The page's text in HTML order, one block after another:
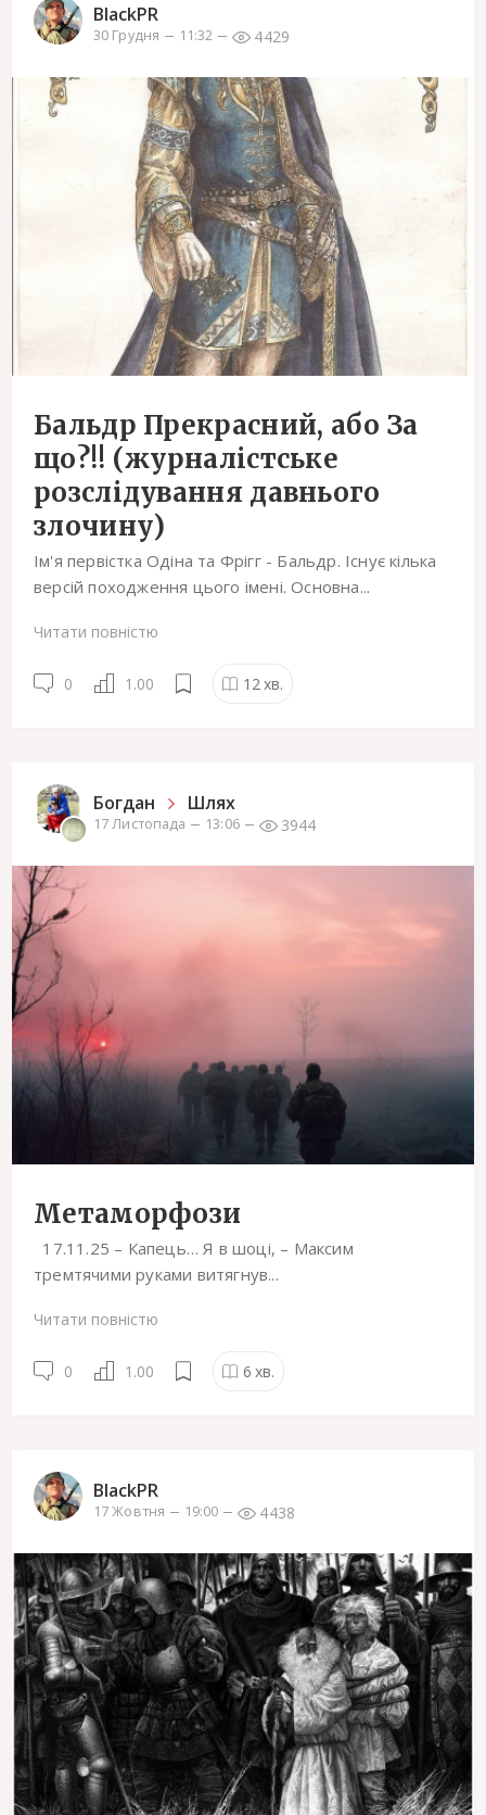
BlackPR
30 Грудня 11:32 4429
Бальдр Прекрасний, або За
що?!! (журналістське
розслідування давнього
злочину)
Ім'я первістка Одіна та Фрігг - Бальдр. Існує кілька
версій походження цього імені. Основна...
Читати повністю
0 1.00 12хв.
Богдан Шлях
17 Листопада 13:06 3944
Метаморфози
17.11.25 – Капець… Я в шоці, – Максим
тремтячими руками витягнув...
Читати повністю
0 1.00 6 хв.
BlackPR
17 Жовтня 19:00 4438